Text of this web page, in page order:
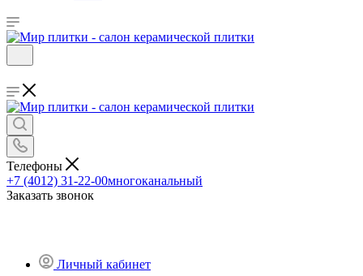
Телефоны
+7 (4012) 31-22-00многоканальный
Заказать звонок
Личный кабинет